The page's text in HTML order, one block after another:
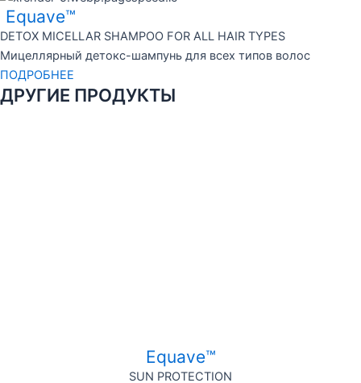
Equave™
DETOX MICELLAR SHAMPOO FOR ALL HAIR TYPES
Мицеллярный детокс-шампунь для всех типов волос
ПОДРОБНЕЕ
ДРУГИЕ ПРОДУКТЫ
Equave™
SUN PROTECTION